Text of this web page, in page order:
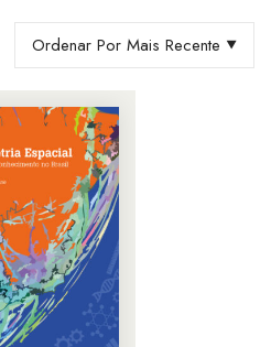
Ordenar Por Mais Recente